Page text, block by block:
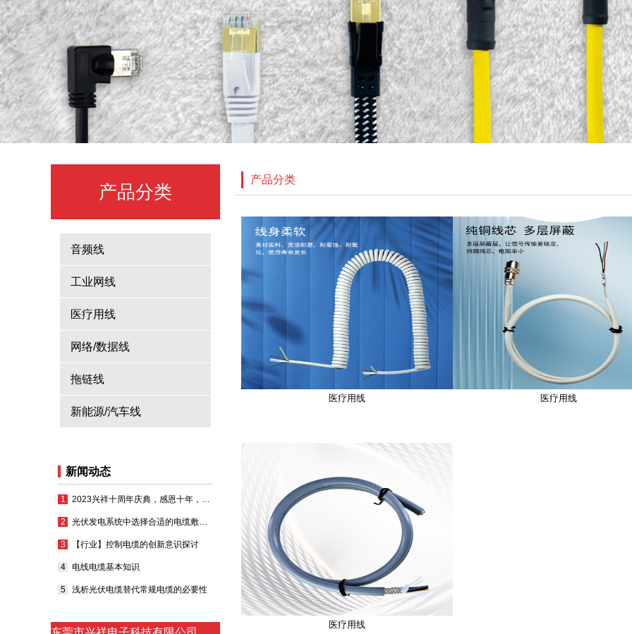
产品分类
音频线
工业网线
医疗用线
网络/数据线
拖链线
新能源/汽车线
新闻动态
2023兴祥十周年庆典，感恩十年，凝心聚力再出发
光伏发电系统中选择合适的电缆敷设方式
【行业】控制电缆的创新意识探讨
电线电缆基本知识
浅析光伏电缆替代常规电缆的必要性
产品分类
医疗用线 医疗用线
医疗用线